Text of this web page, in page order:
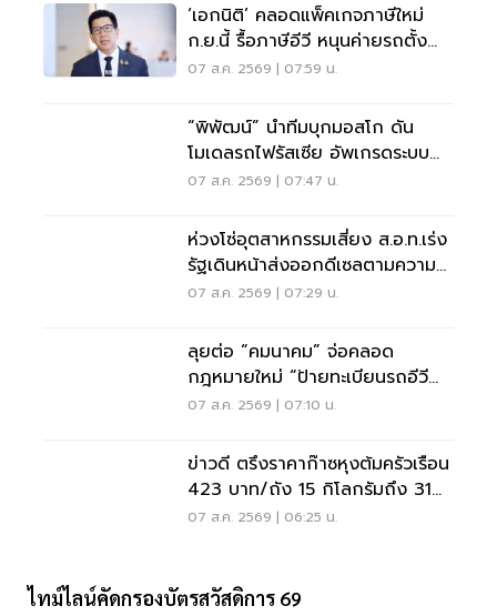
‘เอกนิติ’ คลอดแพ็คเกจภาษีใหม่
ก.ย.นี้ รื้อภาษีอีวี หนุนค่ายรถตั้ง
โรงงานในไทย
07 ส.ค. 2569 | 07:59 น.
“พิพัฒน์” นำทีมบุกมอสโก ดัน
โมเดลรถไฟรัสเซีย อัพเกรดระบบ
รางไทย
07 ส.ค. 2569 | 07:47 น.
ห่วงโซ่อุตสาหกรรมเสี่ยง ส.อ.ท.เร่ง
รัฐเดินหน้าส่งออกดีเซลตามความ
จำเป็น
07 ส.ค. 2569 | 07:29 น.
ลุยต่อ “คมนาคม” จ่อคลอด
กฎหมายใหม่ “ป้ายทะเบียนรถอีวี
สะท้อนแสง” บังคับใช้ปีนี้
07 ส.ค. 2569 | 07:10 น.
ข่าวดี ตรึงราคาก๊าซหุงต้มครัวเรือน
423 บาท/ถัง 15 กิโลกรัมถึง 31
ต.ค. 69
07 ส.ค. 2569 | 06:25 น.
ไทม์ไลน์คัดกรองบัตรสวัสดิการ 69